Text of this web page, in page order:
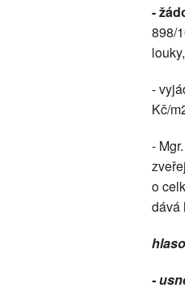
-
898/
-
Kč/
-
o
dává
-